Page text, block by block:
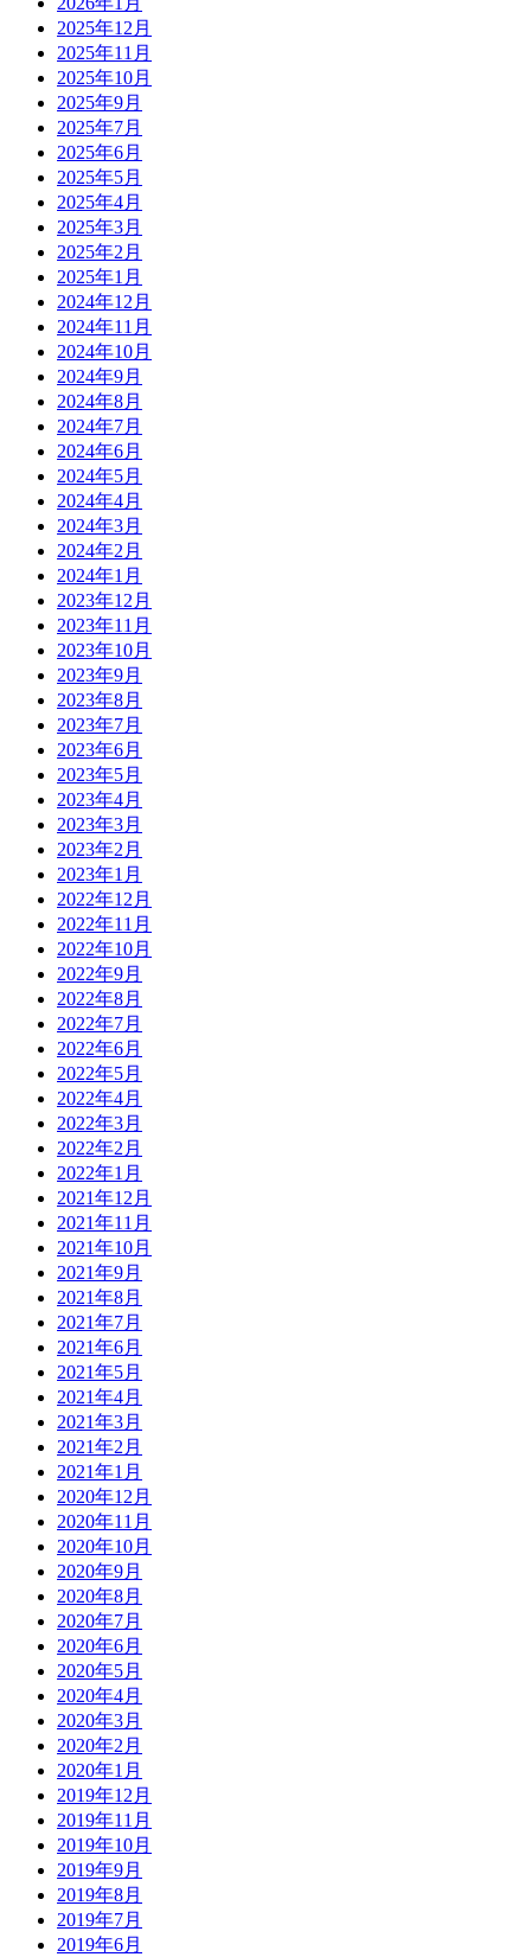
2025年12月
2025年11月
2025年10月
2025年9月
2025年7月
2025年6月
2025年5月
2025年4月
2025年3月
2025年2月
2025年1月
2024年12月
2024年11月
2024年10月
2024年9月
2024年8月
2024年7月
2024年6月
2024年5月
2024年4月
2024年3月
2024年2月
2024年1月
2023年12月
2023年11月
2023年10月
2023年9月
2023年8月
2023年7月
2023年6月
2023年5月
2023年4月
2023年3月
2023年2月
2023年1月
2022年12月
2022年11月
2022年10月
2022年9月
2022年8月
2022年7月
2022年6月
2022年5月
2022年4月
2022年3月
2022年2月
2022年1月
2021年12月
2021年11月
2021年10月
2021年9月
2021年8月
2021年7月
2021年6月
2021年5月
2021年4月
2021年3月
2021年2月
2021年1月
2020年12月
2020年11月
2020年10月
2020年9月
2020年8月
2020年7月
2020年6月
2020年5月
2020年4月
2020年3月
2020年2月
2020年1月
2019年12月
2019年11月
2019年10月
2019年9月
2019年8月
2019年7月
2019年6月